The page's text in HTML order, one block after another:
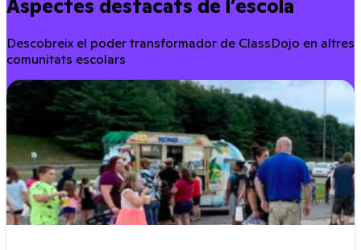
Aspectes destacats de l’escola
Descobreix el poder transformador de ClassDojo en altres
comunitats escolars